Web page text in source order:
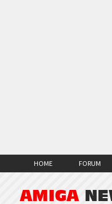
HOME FORUM
AMIGA